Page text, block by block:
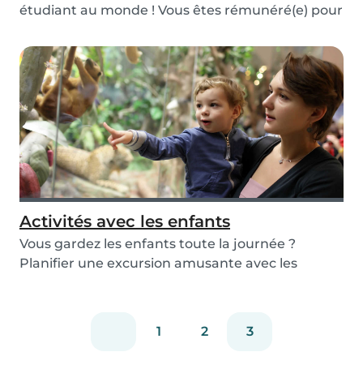
étudiant au monde ! Vous êtes rémunéré(e) pour
Activités avec les enfants
Vous gardez les enfants toute la journée ?
Planifier une excursion amusante avec les
1 2 3